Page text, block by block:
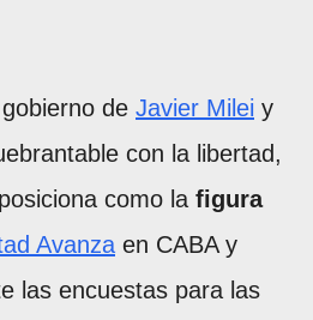
de Javier Milei y
con la libertad,
como la figura
Avanza en CABA y
las encuestas para las